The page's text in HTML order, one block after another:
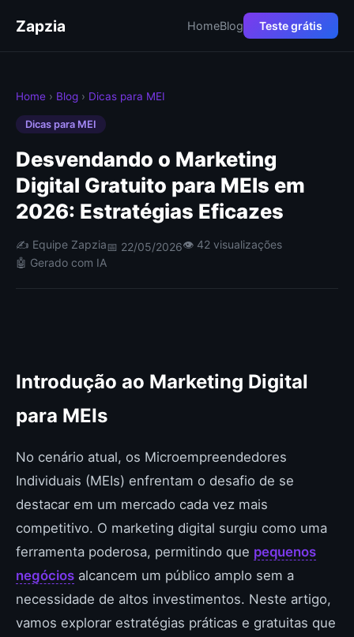
Zapzia HomeBlog Teste grátis
Home › Blog › Dicas para MEI
Dicas para MEI
Desvendando o Marketing
Digital Gratuito para MEIs em
2026: Estratégias Eficazes
✍️ Equipe Zapzia📅 22/05/2026👁 42 visualizações
🤖 Gerado com IA
Introdução ao Marketing Digital
para MEIs
No cenário atual, os Microempreendedores
Individuais (MEIs) enfrentam o desafio de se
destacar em um mercado cada vez mais
competitivo. O marketing digital surgiu como uma
ferramenta poderosa, permitindo que pequenos
negócios alcancem um público amplo sem a
necessidade de altos investimentos. Neste artigo,
vamos explorar estratégias práticas e gratuitas que